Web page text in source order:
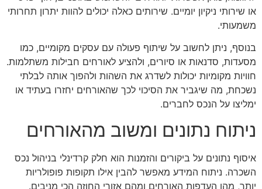
או שירותי ניקיון יומיים. שירותים כאלה יכולים להוות יתרון תחרותי
משמעותי.
בנוסף, ניתן לחשוב על שיתוף פעולה עם עסקים מקומיים, כמו
מסעדות, סדנאות או סיורים, ולהציע לאורחים חבילות משתלמות.
חוויות מקומיות יכולות לשדרג את השהות ולהפוך אותה לבלתי
נשכחת, מה שיגביר את הסיכוי לכך שהאורחים יחזרו בעתיד או
ימליצו על הנכס לחברים.
ניתוח נתונים ומשוב מהאורחים
איסוף נתונים על ביקורים והזמנות הוא חלק קרדינלי בניהול נכס
השכרה. ניתוח המידע מאפשר להבין אילו תקופות פופולריות
יותר, מהן העדפות האורחים ומהם אזורי החוזה הכי מניבים.